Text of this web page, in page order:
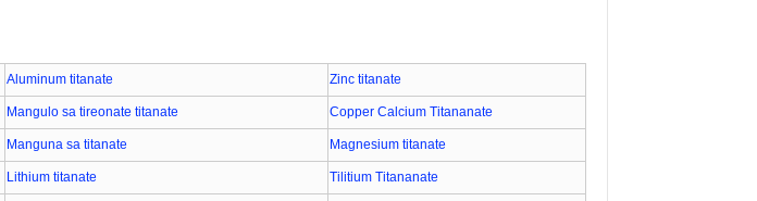
Aluminum titanate Zinc titanate
Mangulo sa tireonate titanate Copper Calcium Titananate
Manguna sa titanate Magnesium titanate
Lithium titanate Tilitium Titananate